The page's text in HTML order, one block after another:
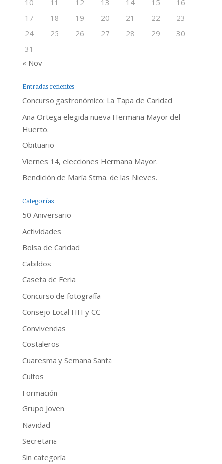
10
11 12 13 14 15
16
17
18 19 20 21 22
23
24
25 26 27 28 29
30
31
« Nov
Entradas recientes
Concurso gastronómico: La Tapa de Caridad
Ana Ortega elegida nueva Hermana Mayor del
Huerto.
Obituario
Viernes 14, elecciones Hermana Mayor.
Bendición de María Stma. de las Nieves.
Categorías
50 Aniversario
Actividades
Bolsa de Caridad
Cabildos
Caseta de Feria
Concurso de fotografía
Consejo Local HH y CC
Convivencias
Costaleros
Cuaresma y Semana Santa
Cultos
Formación
Grupo Joven
Navidad
Secretaria
Sin categoría